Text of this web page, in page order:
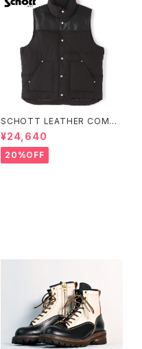
SCHOTT LEATHER COMBI
DOWN VEST
¥24,640
20%OFF